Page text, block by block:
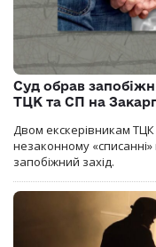
Суд обрав
ТЦК та СП на
Двом екскерівникам
незаконному «списанні»
запобіжний захід.